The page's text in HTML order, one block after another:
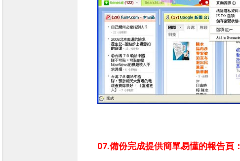
07.備份完成提供簡單易懂的報告頁：